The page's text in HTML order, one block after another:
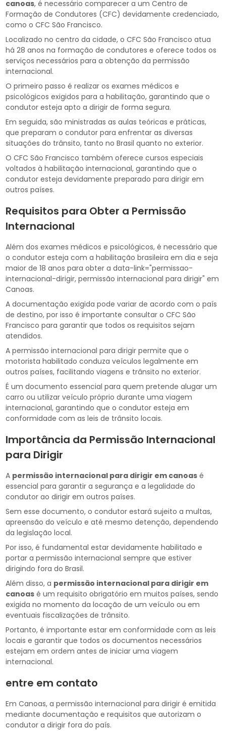
canoas, é necessário comparecer a um Centro de
Formação de Condutores (CFC) devidamente credenciado,
como o CFC São Francisco.
Localizado no centro da cidade, o CFC São Francisco atua
há 28 anos na formação de condutores e oferece todos os
serviços necessários para a obtenção da permissão
internacional.
O primeiro passo é realizar os exames médicos e
psicológicos exigidos para a habilitação, garantindo que o
condutor esteja apto a dirigir de forma segura.
Em seguida, são ministradas as aulas teóricas e práticas,
que preparam o condutor para enfrentar as diversas
situações do trânsito, tanto no Brasil quanto no exterior.
O CFC São Francisco também oferece cursos especiais
voltados à habilitação internacional, garantindo que o
condutor esteja devidamente preparado para dirigir em
outros países.
Requisitos para Obter a Permissão
Internacional
Além dos exames médicos e psicológicos, é necessário que
o condutor esteja com a habilitação brasileira em dia e seja
maior de 18 anos para obter a data-link="permissao-
internacional-dirigir, permissão internacional para dirigir" em
Canoas.
A documentação exigida pode variar de acordo com o país
de destino, por isso é importante consultar o CFC São
Francisco para garantir que todos os requisitos sejam
atendidos.
A permissão internacional para dirigir permite que o
motorista habilitado conduza veículos legalmente em
outros países, facilitando viagens e trânsito no exterior.
É um documento essencial para quem pretende alugar um
carro ou utilizar veículo próprio durante uma viagem
internacional, garantindo que o condutor esteja em
conformidade com as leis de trânsito locais.
Importância da Permissão Internacional
para Dirigir
A permissão internacional para dirigir em canoas é
essencial para garantir a segurança e a legalidade do
condutor ao dirigir em outros países.
Sem esse documento, o condutor estará sujeito a multas,
apreensão do veículo e até mesmo detenção, dependendo
da legislação local.
Por isso, é fundamental estar devidamente habilitado e
portar a permissão internacional sempre que estiver
dirigindo fora do Brasil.
Além disso, a permissão internacional para dirigir em
canoas é um requisito obrigatório em muitos países, sendo
exigida no momento da locação de um veículo ou em
eventuais fiscalizações de trânsito.
Portanto, é importante estar em conformidade com as leis
locais e garantir que todos os documentos necessários
estejam em ordem antes de iniciar uma viagem
internacional.
entre em contato
Em Canoas, a permissão internacional para dirigir é emitida
mediante documentação e requisitos que autorizam o
condutor a dirigir fora do país.